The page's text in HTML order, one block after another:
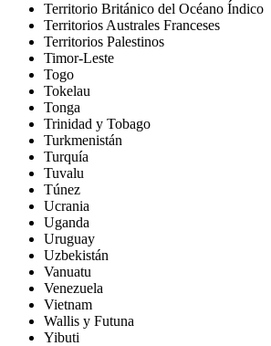
Territorio Británico del Océano Índico
Territorios Australes Franceses
Territorios Palestinos
Timor-Leste
Togo
Tokelau
Tonga
Trinidad y Tobago
Turkmenistán
Turquía
Tuvalu
Túnez
Ucrania
Uganda
Uruguay
Uzbekistán
Vanuatu
Venezuela
Vietnam
Wallis y Futuna
Yibuti